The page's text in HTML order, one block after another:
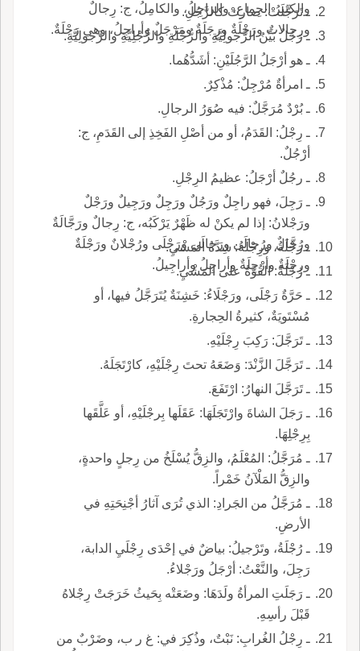
والكثيرُ الجِماعِ، والراجِلُ، والكامِلُ، ج: رِجالٌ
ورِجالاتٌ ورَجْلَةٌ ورِجَلَةٌ ومَرْجَلٌ وأراجِلُ، وهي رَجْلَةٌ.
ـ تَرَجَّلَتْ: صارتْ كالرَّجُلِ.
ـ رَجُلٌ بَيِّنُ الرُّجولِيَّةِ والرُّجْلَةِ والرُّجْلِيَّةِ والرَّجولِيَّةِ.
ـ هو أرْجَلُ الرَّجُلَيْنِ: أشَدُّهُما.
ـ امرأةٌ مُرْجِلٌ: مُذْكِرٌ.
ـ بُرْدٌ مُرَجَّلٌ: فيه صُوَرُ الرجالِ.
ـ رِجْلُ: القَدَمُ، أو من أصْلِ الفَخِذِ إلى القَدَمِ، ج:
أرْجُلٌ.
ـ رجُلٌ أرْجَلُ: عظيمُ الرِجْلِ.
ـ رَجِلَ، فهو راجِلٌ ورَجُلٌ ورَجِلٌ ورَجِيلٌ ورَجْلٌ
ورَجْلانُ: إذا لم يكنْ له ظَهْرٌ يَرْكَبُه، ج: رِجالٌ ورَجَّالَةٌ
ورُجَّالٌ ورُجالَى ورَجالَى ورَجْلَى ورُجْلانٌ ورَجْلَةٌ
ورِجْلَةٌ وأرْجِلَةٌ وأراجِلُ وأراجِيلُ.
ـ رَجْلَةُ، ورِجْلَةُ: شِدَّةُ المَشْيِ.
ـ رُجْلَةُ: القُوَّةُ على المَشْيِ.
ـ حَرَّةٌ رَجْلَى، ورَجْلَاءُ: خَشِنَةٌ يُتَرَجَّلُ فيها، أو
مُسْتَويَةٌ، كثيرةُ الحِجارةِ.
ـ تَرَجَّلَ: رَكِبَ رِجْلَيْهِ.
ـ تَرَجَّلَ الزَّنْدَ: وَضَعَهُ تحتَ رِجْلَيْهِ، كارْتَجَلَهُ.
ـ تَرَجَّلَ النهارُ: ارْتَفَعَ.
ـ رَجَلَ الشاةَ وارْتَجَلَهَا: عَقَلَها بِرجْلَيْهِ، أو عَلَّقَها
بِرِجْلِهَا.
ـ مُرَجَّلُ: المُعْلَمُ، والزِقُّ يُسْلَخُ من رِجلٍ واحدةٍ،
والزِقُّ المَلْآنُ خَمْراً.
ـ مُرَجَّلُ من الجَرادِ: الذي تُرَى آثارُ أجْنِحَتِهِ في
الأرضِ.
ـ رُجْلَةُ، وتَرْجيلُ: بياضٌ في إحْدَى رِجْلَيِ الدابة،
رَجِلَ، والنَّعْتُ: أرْجَلُ ورَجْلاءُ.
ـ رَجَلَتِ المرأةُ ولَدَهَا: وضَعَتْه بِحَيثُ خَرَجَتْ رِجْلاهُ
قَبْلَ رأسِهِ.
ـ رِجْلُ الغُرابِ: نَبْتٌ، وذُكِرَ في: غ ر ب، وضَرْبٌ من